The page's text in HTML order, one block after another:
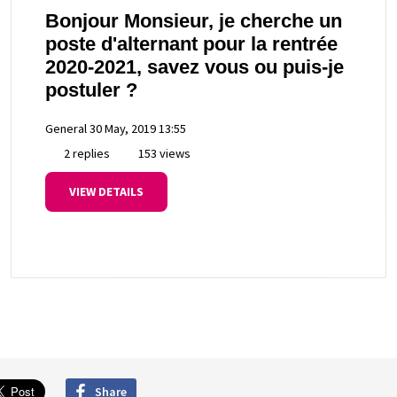
Bonjour Monsieur, je cherche un
poste d'alternant pour la rentrée
2020-2021, savez vous ou puis-je
postuler ?
General30 May, 2019 13:55
2 replies
153 views
VIEW DETAILS
Share